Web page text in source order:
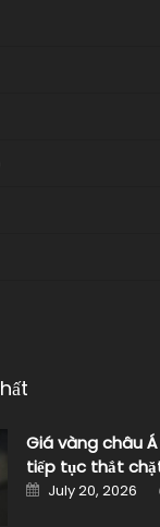
Giá vàng châu
tiếp tục thắt
Posted
on
July 20, 2026